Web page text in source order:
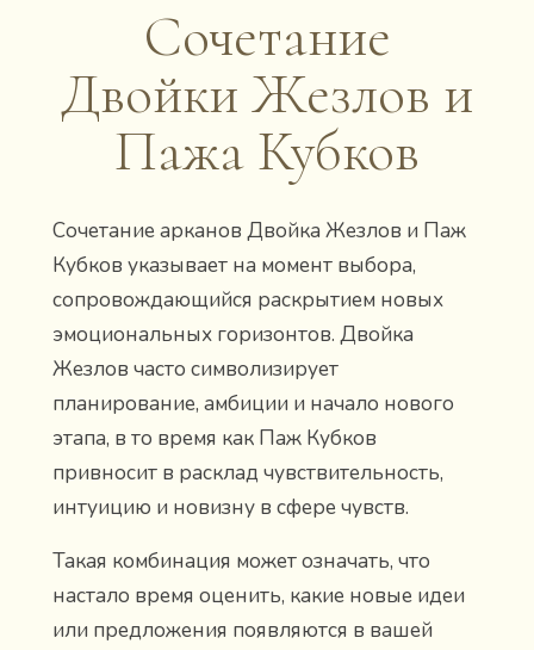
Сочетание
Двойки Жезлов и
Пажа Кубков
Сочетание арканов Двойка Жезлов и Паж
Кубков указывает на момент выбора,
сопровождающийся раскрытием новых
эмоциональных горизонтов. Двойка
Жезлов часто символизирует
планирование, амбиции и начало нового
этапа, в то время как Паж Кубков
привносит в расклад чувствительность,
интуицию и новизну в сфере чувств.
Такая комбинация может означать, что
настало время оценить, какие новые идеи
или предложения появляются в вашей